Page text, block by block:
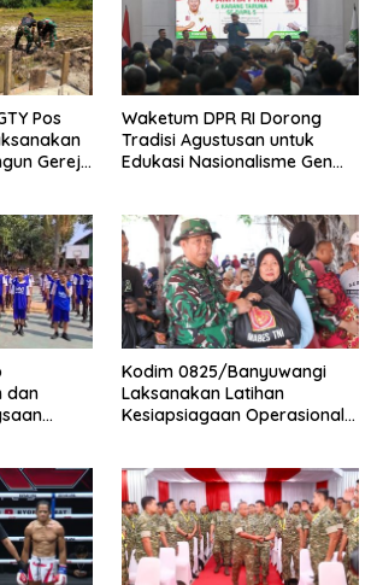
Pos
Gereja
Waketum DPR RI Dorong
Tradisi Agustusan untuk
Edukasi Nasionalisme Gen
dan
Kodim 0825/Banyuwangi
Laksanakan Latihan
Kesiapsiagaan Operasional